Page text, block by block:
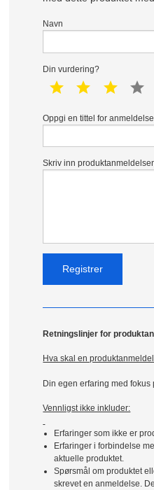
Navn
Din vurdering?
1 star 2 star 3 star
Oppgi en tittel for
Skriv inn
Retningslinjer for
Hva skal en
Din egen erfaring med fokus
Vennligst ikke inkluder:
Erfaringer som ikke er
Erfaringer i forbindelse
aktuelle produktet.
Spørsmål om produktet
skrevet en anmeldelse.